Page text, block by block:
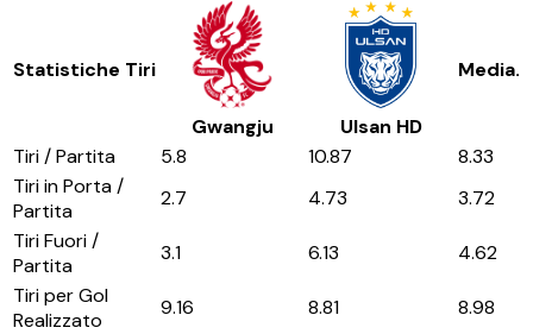
Statistiche Tiri
Gwangju Ulsan HD
Media.
Tiri / Partita 5.8 10.87
8.33
Tiri in Porta /
Partita
2.7 4.73
3.72
Tiri Fuori /
Partita
3.1 6.13
4.62
Tiri per Gol
Realizzato
9.16 8.81
8.98